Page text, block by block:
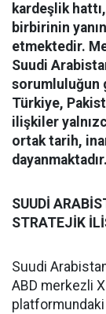
kardeşlik
birbirinin
etmektedir.
Suudi
sorumluluğun
Türkiye,
ilişkiler
ortak tarih,
SUUDİ
STRATEJİK
Suudi
ABD merkezli
platformundaki